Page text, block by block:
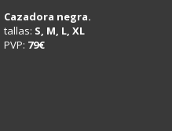
Cazadora negra.
tallas: S, M, L, XL
PVP: 79€